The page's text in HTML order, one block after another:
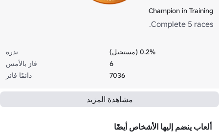
Champion in Training
Complete 5 races.
ندرة
0.2% (مستحيل)
فاز بالأمس
6
دائمًا فائز
7036
مشاهدة المزيد
ألعاب ينضم إليها الأشخاص أيضًا